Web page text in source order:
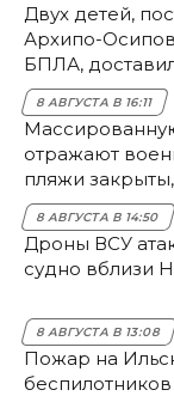
Двух детей,
Архипо-
БПЛА,
8 АВГУСТА В 16:11
отражают
пляжи
8 АВГУСТА В 14:50
Дроны ВСУ
судно вблизи
8 АВГУСТА В 13:08
Пожар на